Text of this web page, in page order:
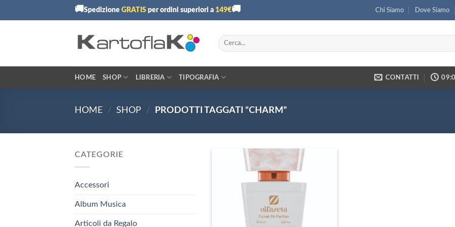
🚚Spedizione GRATIS per ordini superiori a 149€🚚 Chi Siamo Dove Siamo
Cerca:
HOME SHOP LIBRERIA TIPOGRAFIA CONTATTI
HOME / SHOP / PRODOTTI TAGGATI “CHARM”
CATEGORIE
Accessori
Album Musica
Articoli da Regalo